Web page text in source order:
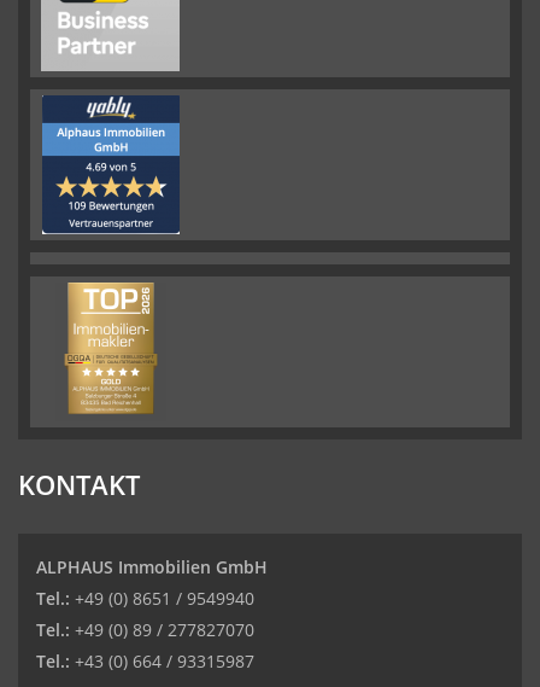
KONTAKT
ALPHAUS Immobilien GmbH
Tel.: +49 (0) 8651 / 9549940
Tel.: +49 (0) 89 / 277827070
Tel.: +43 (0) 664 / 93315987